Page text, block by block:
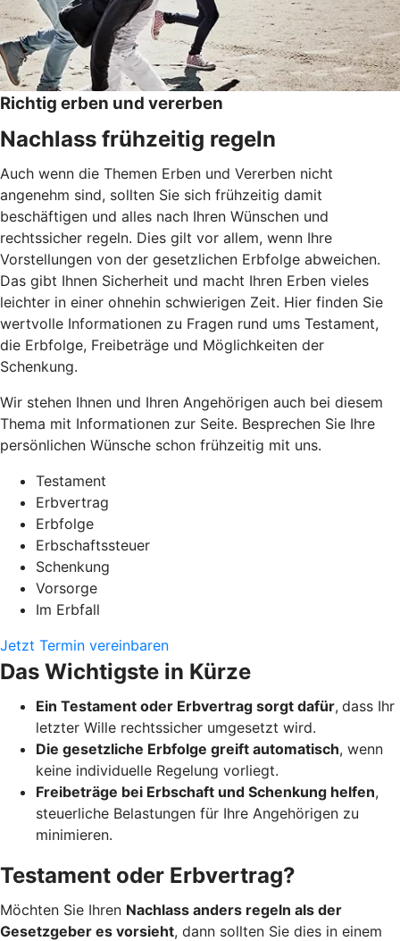
Richtig erben und vererben
Nachlass frühzeitig regeln
Auch wenn die Themen Erben und Vererben nicht
angenehm sind, sollten Sie sich frühzeitig damit
beschäftigen und alles nach Ihren Wünschen und
rechtssicher regeln. Dies gilt vor allem, wenn Ihre
Vorstellungen von der gesetzlichen Erbfolge abweichen.
Das gibt Ihnen Sicherheit und macht Ihren Erben vieles
leichter in einer ohnehin schwierigen Zeit. Hier finden Sie
wertvolle Informationen zu Fragen rund ums Testament,
die Erbfolge, Freibeträge und Möglichkeiten der
Schenkung.
Wir stehen Ihnen und Ihren Angehörigen auch bei diesem
Thema mit Informationen zur Seite. Besprechen Sie Ihre
persönlichen Wünsche schon frühzeitig mit uns.
Testament
Erbvertrag
Erbfolge
Erbschaftssteuer
Schenkung
Vorsorge
Im Erbfall
Jetzt Termin vereinbaren
Das Wichtigste in Kürze
Ein Testament oder Erbvertrag sorgt dafür, dass Ihr
letzter Wille rechtssicher umgesetzt wird.
Die gesetzliche Erbfolge greift automatisch, wenn
keine individuelle Regelung vorliegt.
Freibeträge bei Erbschaft und Schenkung helfen,
steuerliche Belastungen für Ihre Angehörigen zu
minimieren.
Testament oder Erbvertrag?
Möchten Sie Ihren Nachlass anders regeln als der
Gesetzgeber es vorsieht, dann sollten Sie dies in einem